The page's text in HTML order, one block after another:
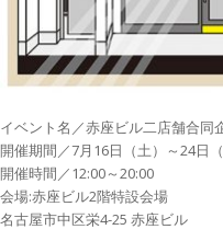
イベント名／赤座ビル二店舗合同
開催期間／7月16日（土）～24日（
開催時間／12:00～20:00
会場:赤座ビル2階特設会場
名古屋市中区栄4-25 赤座ビル